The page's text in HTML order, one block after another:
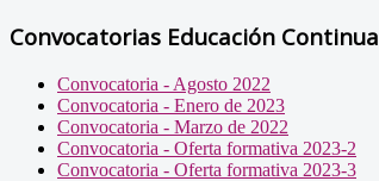
Convocatorias Educación Continua
Convocatoria - Agosto 2022
Convocatoria - Enero de 2023
Convocatoria - Marzo de 2022
Convocatoria - Oferta formativa 2023-2
Convocatoria - Oferta formativa 2023-3